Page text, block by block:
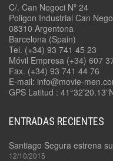
C/. Can Negoci Nº 24
Poligon Industrial Can
08310 Argentona
Barcelona (Spain)
Tel. (+34) 93 741 45 23
Móvil Empresa (+34) 607
Fax. (+34) 93 741 44 76
E-mail: info@movie-
GPS Latitud :
ENTRADAS RECIENTES
Santiago Segura estrena
12/10/2015